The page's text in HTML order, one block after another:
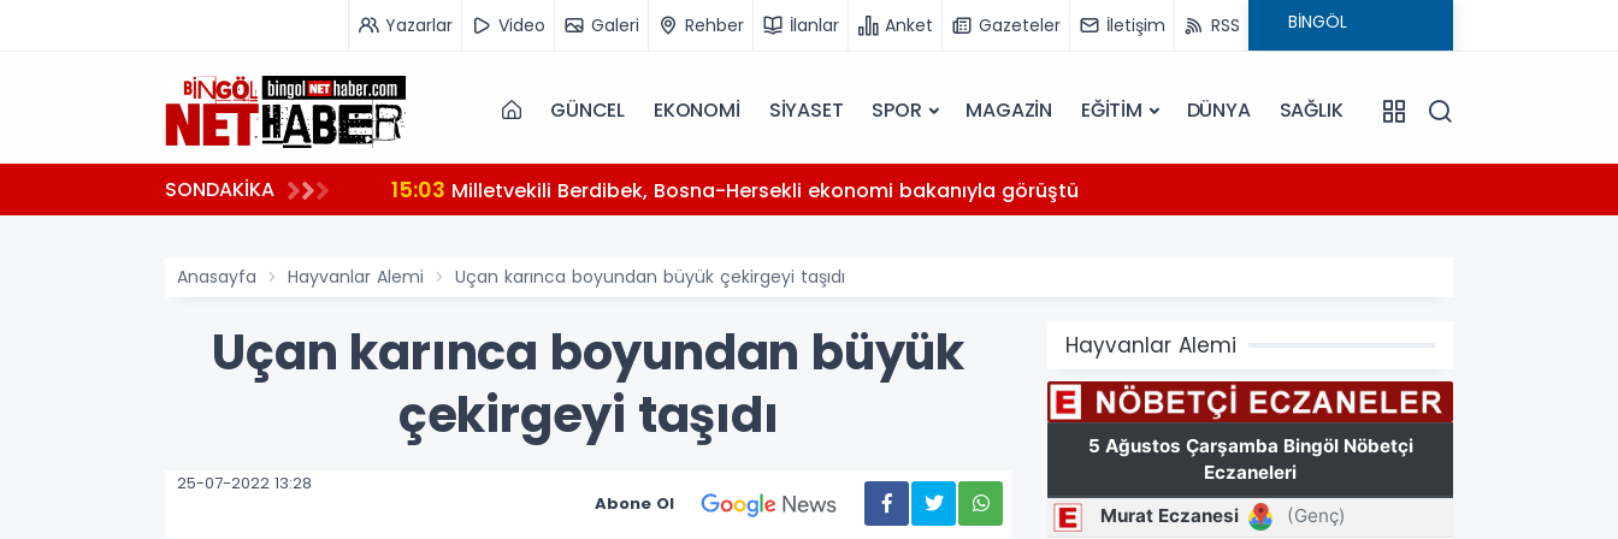
Yazarlar Video Galeri Rehber İlanlar Anket Gazeteler İletişim RSS
GÜNCEL EKONOMİ SİYASET SPOR MAGAZİN EĞİTİM DÜNYA SAĞLIK
SONDAKİKA 15:03 Milletvekili Berdibek, Bosna-Hersekli ekonomi bakanıyla görüştü
Anasayfa Hayvanlar Alemi Uçan karınca boyundan büyük çekirgeyi taşıdı
Uçan karınca boyundan büyük
çekirgeyi taşıdı
25-07-2022 13:28
Abone Ol
Hayvanlar Alemi